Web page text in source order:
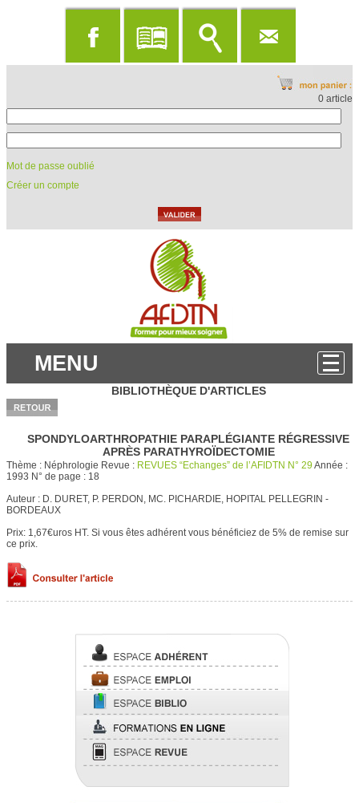
0 article
Mot de passe oublié
Créer un compte
MENU
BIBLIOTHÈQUE D'ARTICLES
SPONDYLOARTHROPATHIE PARAPLÉGIANTE RÉGRESSIVE
APRÈS PARATHYROÏDECTOMIE
Thème : Néphrologie Revue : REVUES “Echanges” de l’AFIDTN N° 29 Année :
1993 N° de page : 18
Auteur : D. DURET, P. PERDON, MC. PICHARDIE, HOPITAL PELLEGRIN -
BORDEAUX
Prix: 1,67€uros HT. Si vous êtes adhérent vous bénéficiez de 5% de remise sur
ce prix.